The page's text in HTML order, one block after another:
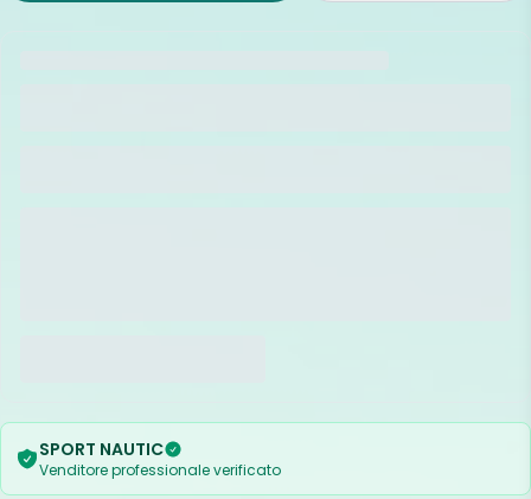
SPORT NAUTIC
Venditore professionale verificato